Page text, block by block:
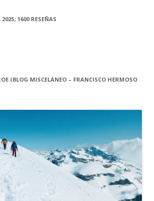
1600 RESEÑAS
(BLOG MISCELÁNEO – FRANCISCO HERMOSO